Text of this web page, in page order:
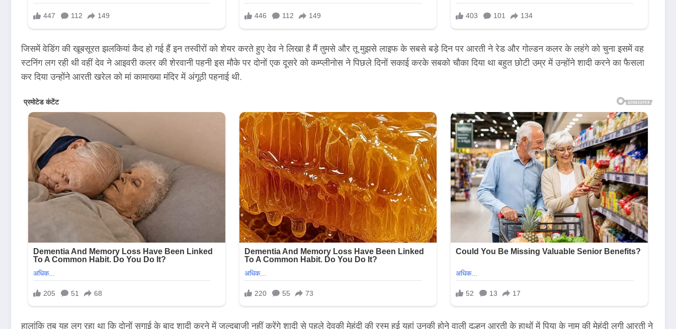
जिसमें वेडिंग की खूबसूरत झलकियां कैद हो गई हैं इन तस्वीरों को शेयर करते हुए देव ने लिखा है मैं तुमसे और तू मुझसे लाइफ के सबसे बड़े दिन पर आरती ने रेड और गोल्डन कलर के लहंगे को चुना इसमें वह
स्टनिंग लग रही थी वहीं देव ने आइवरी कलर की शेरवानी पहनी इस मौके पर दोनों एक दूसरे को कम्प्लीनोस ने पिछले दिनों सकाई करके सबको चौका दिया था बहुत छोटी उम्र में उन्होंने शादी करने का फैसला
कर दिया उन्होंने आरती खरेल को मां कामाख्या मंदिर में अंगूठी पहनाई थी.
हालांकि तब यह लग रहा था कि दोनों सगाई के बाद शादी करने में जल्दबाजी नहीं करेंगे शादी से पहले देवकी मेहंदी की रस्म हुई यहां उनकी होने वाली दुल्हन आरती के हाथों में पिया के नाम की मेहंदी लगी आरती ने